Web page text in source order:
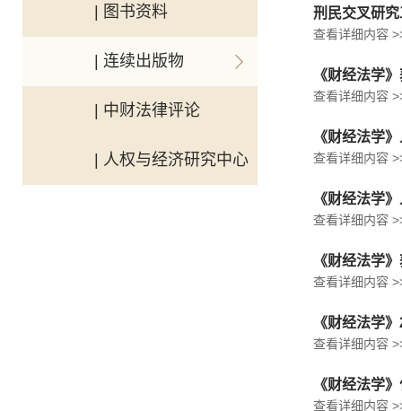
| 图书资料
| 连续出版物
| 中财法律评论
| 人权与经济研究中心
刑民交叉研
查看详细内容
《财经法学
查看详细内容
《财经法学
查看详细内容
《财经法学
查看详细内容
《财经法学
查看详细内容
《财经法学
查看详细内容
《财经法学
查看详细内容